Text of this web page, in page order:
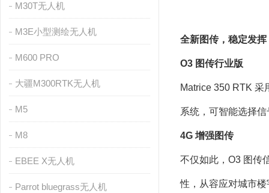
M30T无人机
M3E小型测绘无人机
M600 PRO
大疆M300RTK无人机
M5
M8
EBEE X无人机
Parrot bluegrass无人机
全新图传，稳定发挥
O3 图传行业版
Matrice 350 RTK 采
系统，可智能选择
4G 增强图传
不仅如此，O3 图传
性，从容应对城市